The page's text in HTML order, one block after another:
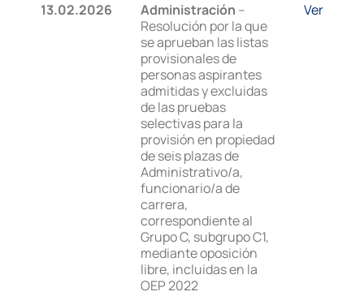
13.02.2026 Administración –
Resolución por la que
se aprueban las listas
provisionales de
personas aspirantes
admitidas y excluidas
de las pruebas
selectivas para la
provisión en propiedad
de seis plazas de
Administrativo/a,
funcionario/a de
carrera,
correspondiente al
Grupo C, subgrupo C1,
mediante oposición
libre, incluidas en la
OEP 2022
Ver